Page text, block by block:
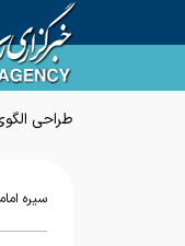
طراحی
سیره